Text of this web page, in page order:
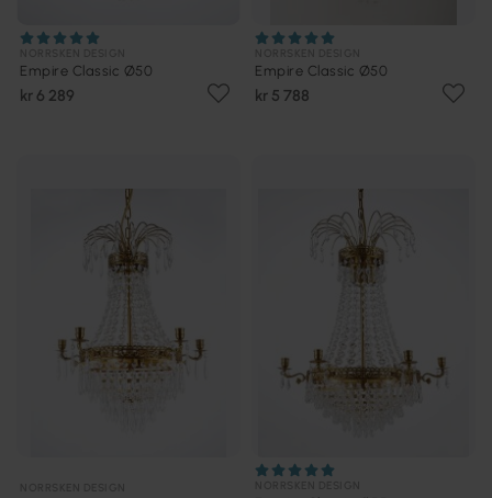
Empire Classic Ø50
kr 6 289
Empire Classic Ø50
kr 5 788